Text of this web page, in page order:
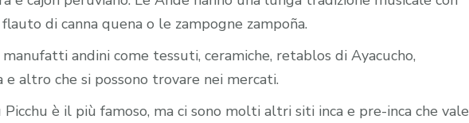
di canna quena o le zampogne zampoña.
manufatti andini come tessuti, ceramiche, retablos di Ayacucho,
e altro che si possono trovare nei mercati.
Picchu è il più famoso, ma ci sono molti altri siti inca e pre-inca che vale